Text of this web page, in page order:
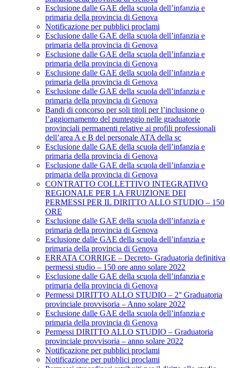
Esclusione dalle GAE della scuola dell’infanzia e
primaria della provincia di Genova
Notificazione per pubblici proclami
Esclusione dalle GAE della scuola dell’infanzia e
primaria della provincia di Genova
Esclusione dalle GAE della scuola dell’infanzia e
primaria della provincia di Genova
Esclusione dalle GAE della scuola dell’infanzia e
primaria della provincia di Genova
Esclusione dalle GAE della scuola dell’infanzia e
primaria della provincia di Genova
Bandi di concorso per soli titoli per l’inclusione o
l’aggiornamento del punteggio nelle graduatorie
provinciali permanenti relative ai profili professionali
dell’area A e B del personale ATA della sc
Esclusione dalle GAE della scuola dell’infanzia e
primaria della provincia di Genova
Esclusione dalle GAE della scuola dell’infanzia e
primaria della provincia di Genova
CONTRATTO COLLETTIVO INTEGRATIVO
REGIONALE PER LA FRUIZIONE DEI
PERMESSI PER IL DIRITTO ALLO STUDIO – 150
ORE
Esclusione dalle GAE della scuola dell’infanzia e
primaria della provincia di Genova
Esclusione dalle GAE della scuola dell’infanzia e
primaria della provincia di Genova
ERRATA CORRIGE – Decreto- Graduatoria definitiva
permessi studio – 150 ore anno solare 2022
Esclusione dalle GAE della scuola dell’infanzia e
primaria della provincia di Genova
Permessi DIRITTO ALLO STUDIO – 2° Graduatoria
provinciale provvisoria – Anno solare 2022
Esclusione dalle GAE della scuola dell’infanzia e
primaria della provincia di Genova
Permessi DIRITTO ALLO STUDIO – Graduatoria
provinciale provvisoria – anno solare 2022
Notificazione per pubblici proclami
Notificazione per pubblici proclami